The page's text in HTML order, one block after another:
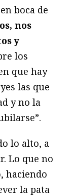
boca de
nos
y
los
que hay
las que
y no la
lo alto, a
Lo que no
haciendo
la pata